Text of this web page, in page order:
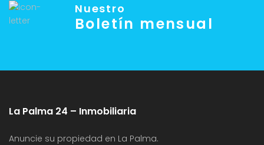
Nuestro
Boletín mensual
La Palma 24 – Inmobiliaria
Anuncie su propiedad en La Palma.